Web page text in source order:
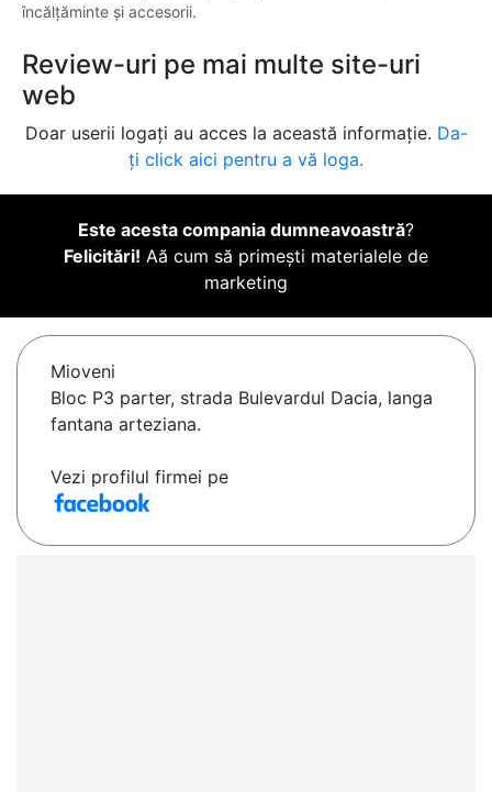
încălțăminte și accesorii.
Review-uri pe mai multe site-uri
web
Doar userii logați au acces la această informație. Da-
ți click aici pentru a vă loga.
Este acesta compania dumneavoastră?
Felicitări! Aă cum să primești materialele de
marketing
Mioveni
Bloc P3 parter, strada Bulevardul Dacia, langa
fantana arteziana.
Vezi profilul firmei pe